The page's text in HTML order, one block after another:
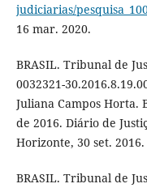
judiciarias/
16 mar. 2020.
BRASIL. Tribunal de
0032321-
Juliana Campos Horta.
de 2016. Diário de
Horizonte, 30 set. 2016.
BRASIL. Tribunal de